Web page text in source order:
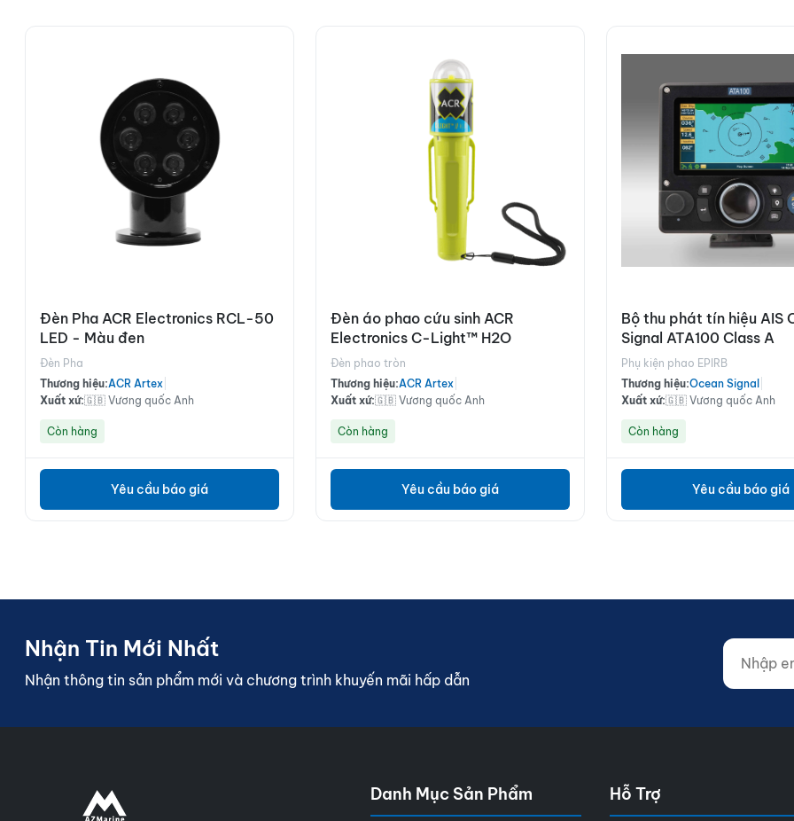
Đèn Pha ACR Electronics RCL-50
LED - Màu đen
Đèn Pha
Thương hiệu:ACR Artex
Xuất xứ:🇬🇧 Vương quốc Anh
Còn hàng
Yêu cầu báo giá
Đèn áo phao cứu sinh ACR
Electronics C-Light™ H2O
Đèn phao tròn
Thương hiệu:ACR Artex
Xuất xứ:🇬🇧 Vương quốc Anh
Còn hàng
Yêu cầu báo giá
Bộ thu phát tín hiệu AIS
Signal ATA100 Class A
Phụ kiện phao EPIRB
Thương hiệu:Ocean Signal
Xuất xứ:🇬🇧 Vương quốc Anh
Còn hàng
Yêu cầu báo giá
Nhận Tin Mới Nhất
Nhận thông tin sản phẩm mới và chương trình khuyến mãi hấp dẫn
Nhập
Website
Danh Mục Sản Phẩm Hỗ Trợ